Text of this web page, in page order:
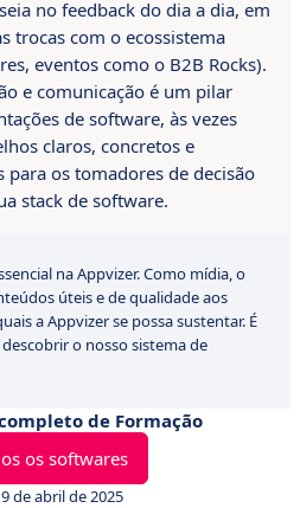
no feedback do dia a dia, em
trocas com o ecossistema
eventos como o B2B Rocks).
e comunicação é um pilar
de software, às vezes
claros, concretos e
para os tomadores de decisão
stack de software.
na Appvizer. Como mídia, o
úteis e de qualidade aos
a Appvizer se possa sustentar. É
o nosso sistema de
de Formação
os softwares
de abril de 2025